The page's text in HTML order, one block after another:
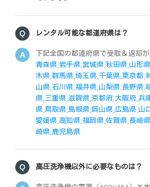
レンタル可能な都道府県は？
下記全国の都道府県で受取＆返却が
青森県 岩手県 宮城県 秋田県 山形県
木県 群馬県 埼玉県 千葉県 東京都
山県 石川県 福井県 山梨県 長野県
県 三重県 滋賀県 京都府 大阪府 兵
県 鳥取県 島根県 岡山県 広島県 山
愛媛県 高知県 福岡県 佐賀県 長崎県
崎県 鹿児島県
高圧洗浄機以外に必要なものは？